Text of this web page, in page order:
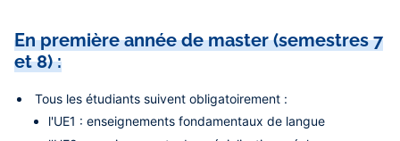
En première année de master (semestres 7
et 8) :
Tous les étudiants suivent obligatoirement :
l'UE1 : enseignements fondamentaux de langue